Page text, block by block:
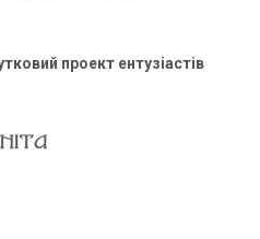
проект ентузіастів